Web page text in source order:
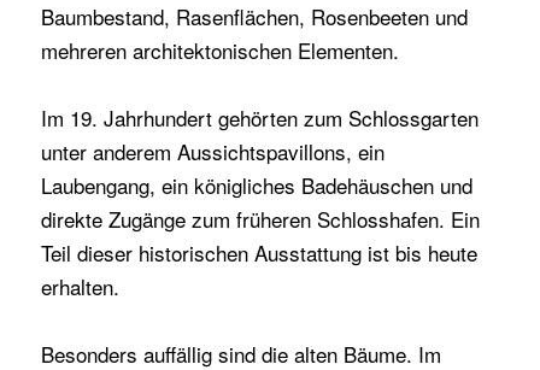
Baumbestand, Rasenflächen, Rosenbeeten und
mehreren architektonischen Elementen.
Im 19. Jahrhundert gehörten zum Schlossgarten
unter anderem Aussichtspavillons, ein
Laubengang, ein königliches Badehäuschen und
direkte Zugänge zum früheren Schlosshafen. Ein
Teil dieser historischen Ausstattung ist bis heute
erhalten.
Besonders auffällig sind die alten Bäume. Im